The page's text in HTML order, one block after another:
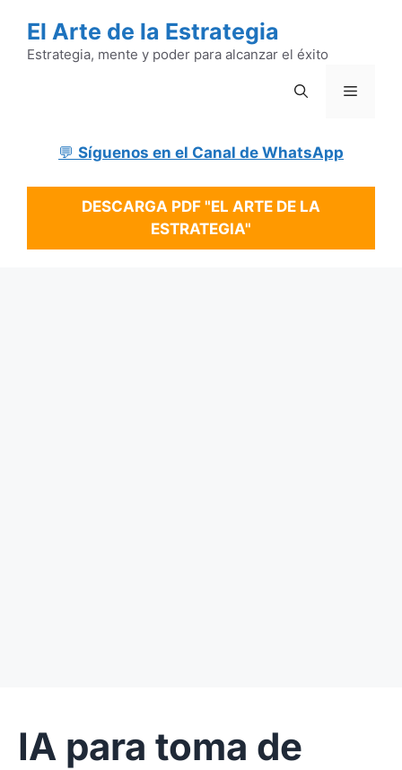
contenido
El Arte de la Estrategia
Estrategia, mente y poder para alcanzar el éxito
Menú
💬 Síguenos en el Canal de WhatsApp
DESCARGA PDF "EL ARTE DE LA
ESTRATEGIA"
IA para toma de